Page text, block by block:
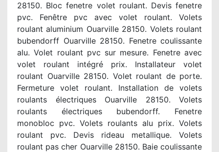
28150. Bloc fenetre volet roulant. Devis fenetre
pvc. Fenêtre pvc avec volet roulant. Volets
roulant aluminium Ouarville 28150. Volets roulant
bubendorff Ouarville 28150. Fenetre coulissante
alu. Volet roulant pvc sur mesure. Fenetre avec
volet roulant intégré prix. Installateur volet
roulant Ouarville 28150. Volet roulant de porte.
Fermeture volet roulant. Installation de volets
roulants électriques Ouarville 28150. Volets
roulants électriques bubendorff. Fenetre
monobloc pvc. Volets roulants alu prix. Volets
roulant pvc. Devis rideau metallique. Volets
roulant pas cher Ouarville 28150. Baie coulissante